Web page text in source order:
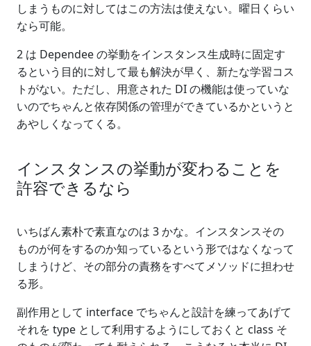
しまうものに対してはこの方法は使えない。曜日くらい
なら可能。
2 は Dependee の挙動をインスタンス生成時に固定す
るという目的に対して最も解決が早く、新たな学習コス
トがない。ただし、用意された DI の機能は使っていな
いのでちゃんと依存関係の管理ができているかというと
あやしくなってくる。
インスタンスの挙動が変わることを
許容できるなら
いちばん素朴で素直なのは 3 かな。インスタンスその
ものが何をするのか知っているという形ではなくなって
しまうけど、その部分の責務をすべてメソッドに担わせ
る形。
副作用として interface でちゃんと設計を練ってあげて
それを type として利用するようにしておくと class そ